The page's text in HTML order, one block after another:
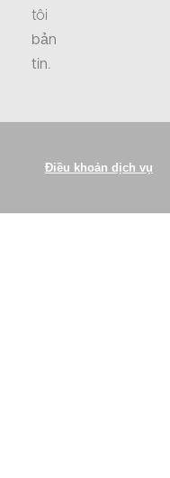
tôi
bản
tin.
Điều khoản dịch vụ